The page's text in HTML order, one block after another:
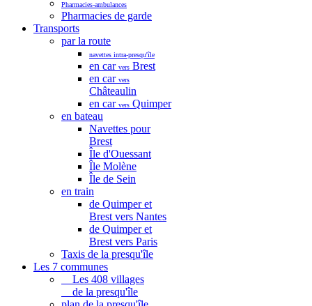
Pharmacies-ambulances
Pharmacies de garde
Transports
par la route
navettes intra-presqu'île
en car vers Brest
en car vers
Châteaulin
en car vers Quimper
en bateau
Navettes pour
Brest
Île d'Ouessant
Île Molène
Île de Sein
en train
de Quimper et
Brest vers Nantes
de Quimper et
Brest vers Paris
Taxis de la presqu'île
Les 7 communes
Les 408 villages
de la presqu'île